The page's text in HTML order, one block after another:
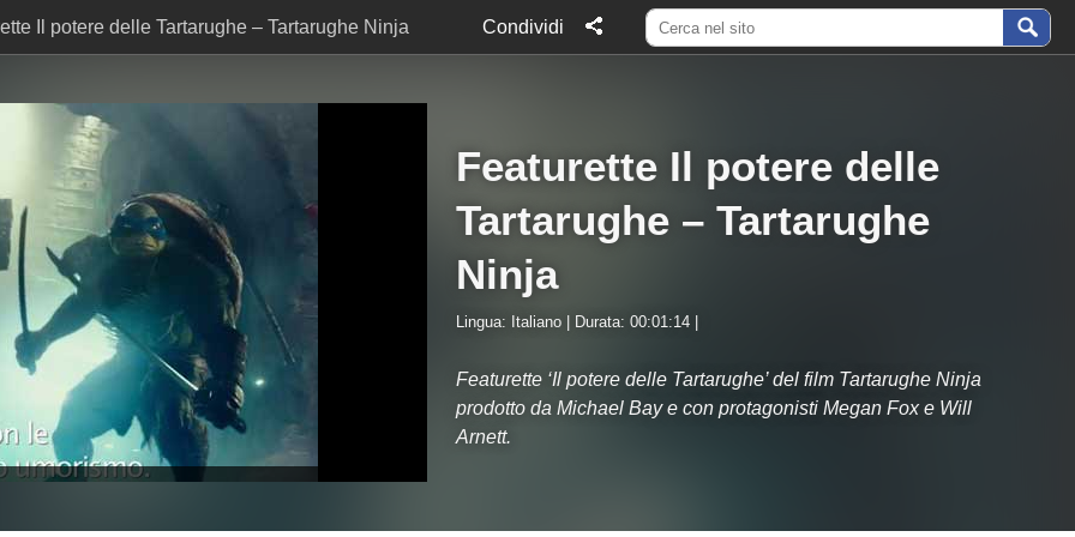
Il potere delle Tartarughe – Tartarughe Ninja Condividi
Featurette Il potere delle
Tartarughe – Tartarughe
Ninja
Lingua: Italiano | Durata: 00:01:14 |
Featurette ‘Il potere delle Tartarughe’ del film Tartarughe Ninja
prodotto da Michael Bay e con protagonisti Megan Fox e Will
Arnett.